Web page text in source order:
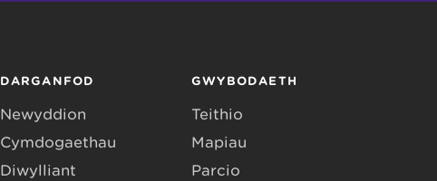
DARGANFOD
Newyddion
Cymdogaethau
Diwylliant
GWYBODAETH
Teithio
Mapiau
Parcio